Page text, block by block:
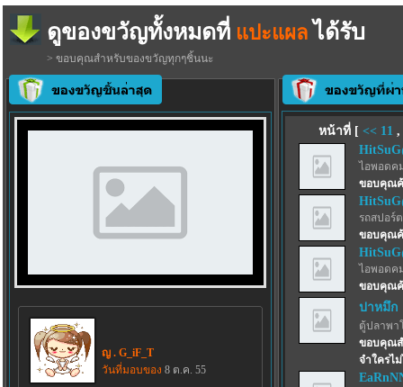
ดูของขวัญทั้งหมดที่ แปะแผล ได้รับ
> ขอบคุณสำหรับของขวัญทุกๆชิ้นนะ
ญ . G_iF_T
วันที่มอบของ 8 ต.ค. 55
หน้าที่ [ << 11 ,
ไอพอดค
ขอบคุณ
รถสปอร์
ขอบคุณ
ไอพอดค
ขอบคุณ
ปาหมึก
ตู้ปลาพา
ขอบคุณส
จำใครไ